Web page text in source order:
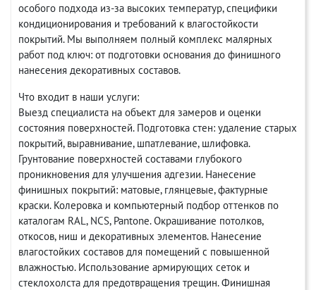
особого подхода из-за высоких температур, специфики
кондиционирования и требований к влагостойкости
покрытий. Мы выполняем полный комплекс малярных
работ под ключ: от подготовки основания до финишного
нанесения декоративных составов.
Что входит в наши услуги:
Выезд специалиста на объект для замеров и оценки
состояния поверхностей. Подготовка стен: удаление старых
покрытий, выравнивание, шпатлевание, шлифовка.
Грунтование поверхностей составами глубокого
проникновения для улучшения адгезии. Нанесение
финишных покрытий: матовые, глянцевые, фактурные
краски. Колеровка и компьютерный подбор оттенков по
каталогам RAL, NCS, Pantone. Окрашивание потолков,
откосов, ниш и декоративных элементов. Нанесение
влагостойких составов для помещений с повышенной
влажностью. Использование армирующих сеток и
стеклохолста для предотвращения трещин. Финишная